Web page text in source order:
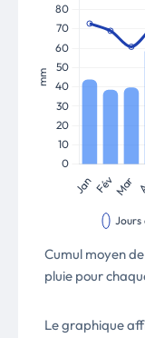
Cumul moyen
pluie pour
Le graphique